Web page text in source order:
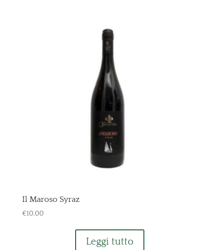
Il Maroso Syraz
€10,00
Leggi tutto